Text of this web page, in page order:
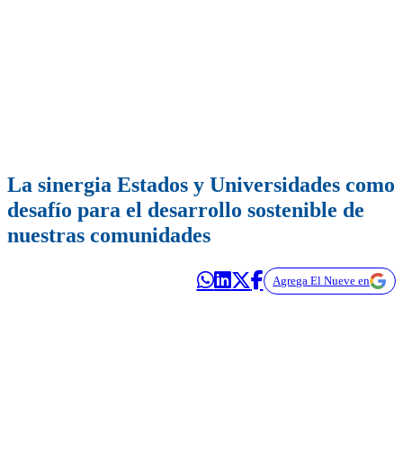
La sinergia Estados y Universidades como
desafío para el desarrollo sostenible de
nuestras comunidades
Agrega El Nueve en